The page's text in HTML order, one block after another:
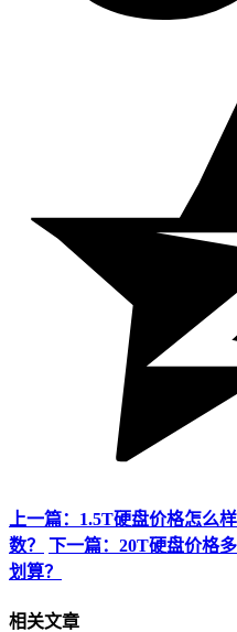
上一篇：1.5T硬盘价格怎么
数？
下一篇：20T硬盘价格
划算？
相关文章